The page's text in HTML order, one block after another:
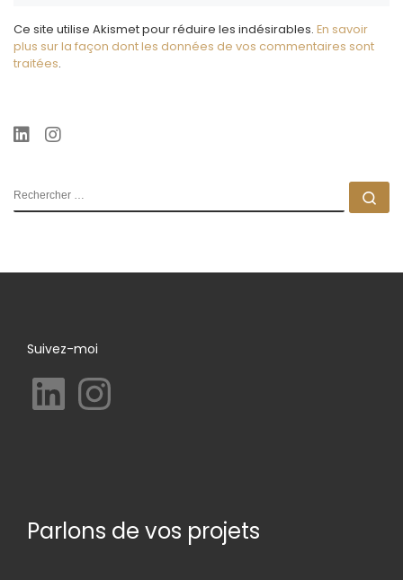
Ce site utilise Akismet pour réduire les indésirables. En savoir
plus sur la façon dont les données de vos commentaires sont
traitées.
RECHERCHER
Suivez-moi
LinkedIn Instagram
Parlons de vos projets